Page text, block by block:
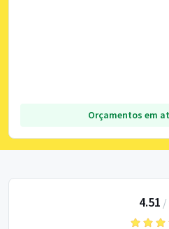
Orçamentos em
4.51 /